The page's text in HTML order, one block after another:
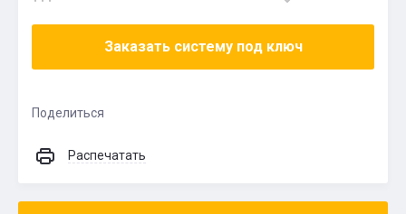
Поделиться
Заказать систему под ключ
Распечатать